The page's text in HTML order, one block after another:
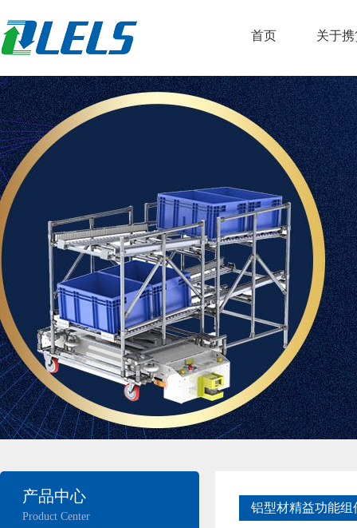
首页 关于携
公司简
荣誉资
服务客
产品中心
Product Center
铝型材精益功能组